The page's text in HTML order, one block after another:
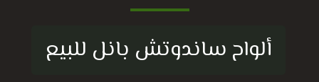
ألواح ساندوتش بانل للبيع